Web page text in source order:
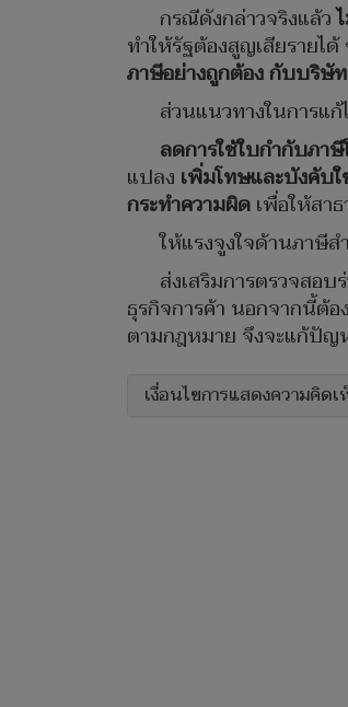
กรณีดังกล่าวจริงแล้ว
ทำให้รัฐต้องสูญเสียรายไ
ภาษีอย่างถูกต้อง กับบริษั
ส่วนแนวทางในการแ
ลดการใช้ใบกำกับภา
แปลง เพิ่มโทษและบังคับ
กระทำความผิดเพื่อให้สา
ให้แรงจูงใจด้านภาษี
ส่งเสริมการตรวจสอ
ธุรกิจการค้า นอกจากนี้ต้อ
ตามกฎหมาย จึงจะแก้ปัญ
เงื่อนไขการแสดงความคิด